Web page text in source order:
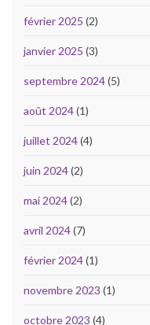
février 2025 (2)
janvier 2025 (3)
septembre 2024(5)
août 2024(1)
juillet 2024(4)
juin 2024(2)
mai 2024(2)
avril 2024(7)
février 2024(1)
novembre 2023 (1)
octobre 2023 (4)